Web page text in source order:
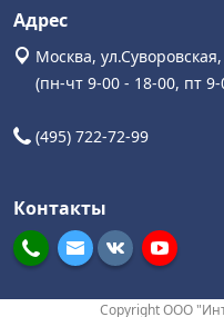
Адрес
Москва,
(пн-чт 9-00 - 18-00, пт 9-
(495) 722-72-99
Контакты
Copyright ООО